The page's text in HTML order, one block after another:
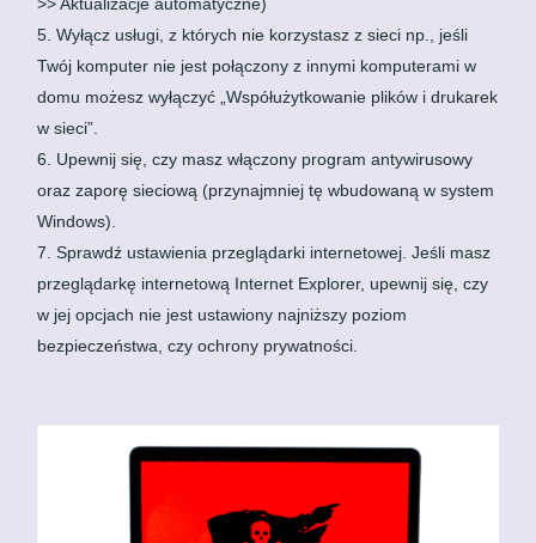
Wyłącz usługi, z których nie korzystasz z sieci np., jeśli
Twój komputer nie jest połączony z innymi komputerami w
domu możesz wyłączyć „Współużytkowanie plików i drukarek
w sieci”.
Upewnij się, czy masz włączony program antywirusowy
oraz zaporę sieciową (przynajmniej tę wbudowaną w system
Windows).
Sprawdź ustawienia przeglądarki internetowej. Jeśli masz
przeglądarkę internetową Internet Explorer, upewnij się, czy
w jej opcjach nie jest ustawiony najniższy poziom
bezpieczeństwa, czy ochrony prywatności.